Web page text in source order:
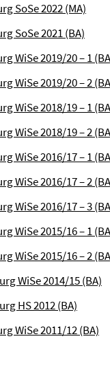
SoSe 2022 (MA)
SoSe 2021 (BA)
WiSe 2019/20 – 1
WiSe 2019/20 – 2
WiSe 2018/19 – 1
WiSe 2018/19 – 2
WiSe 2016/17 – 1
WiSe 2016/17 – 2
WiSe 2016/17 – 3
WiSe 2015/16 – 1
WiSe 2015/16 – 2
WiSe 2014/15 (BA)
HS 2012 (BA)
WiSe 2011/12 (BA)